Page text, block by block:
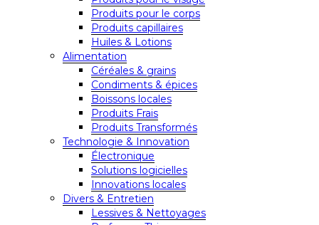
Produits pour le corps
Produits capillaires
Huiles & Lotions
Alimentation
Céréales & grains
Condiments & épices
Boissons locales
Produits Frais
Produits Transformés
Technologie & Innovation
Électronique
Solutions logicielles
Innovations locales
Divers & Entretien
Lessives & Nettoyages